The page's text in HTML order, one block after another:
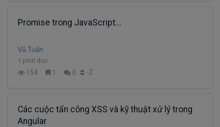
Promise trong JavaScript...
Vũ Tuấn
1 phút đọc
154 1 0 -2
Các cuộc tấn công XSS và kỹ thuật xử lý trong
Angular